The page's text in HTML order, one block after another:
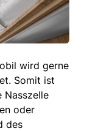
wird gerne
Somit ist
Nasszelle
oder
des